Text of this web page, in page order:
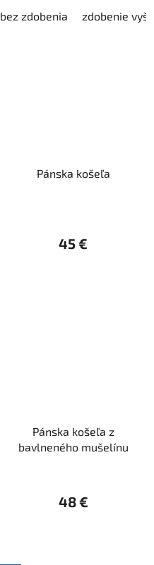
bez zdobenia zdobenie
Pánska košeľa
45 €
Pánska košeľa z
bavlneného mušelínu
48 €